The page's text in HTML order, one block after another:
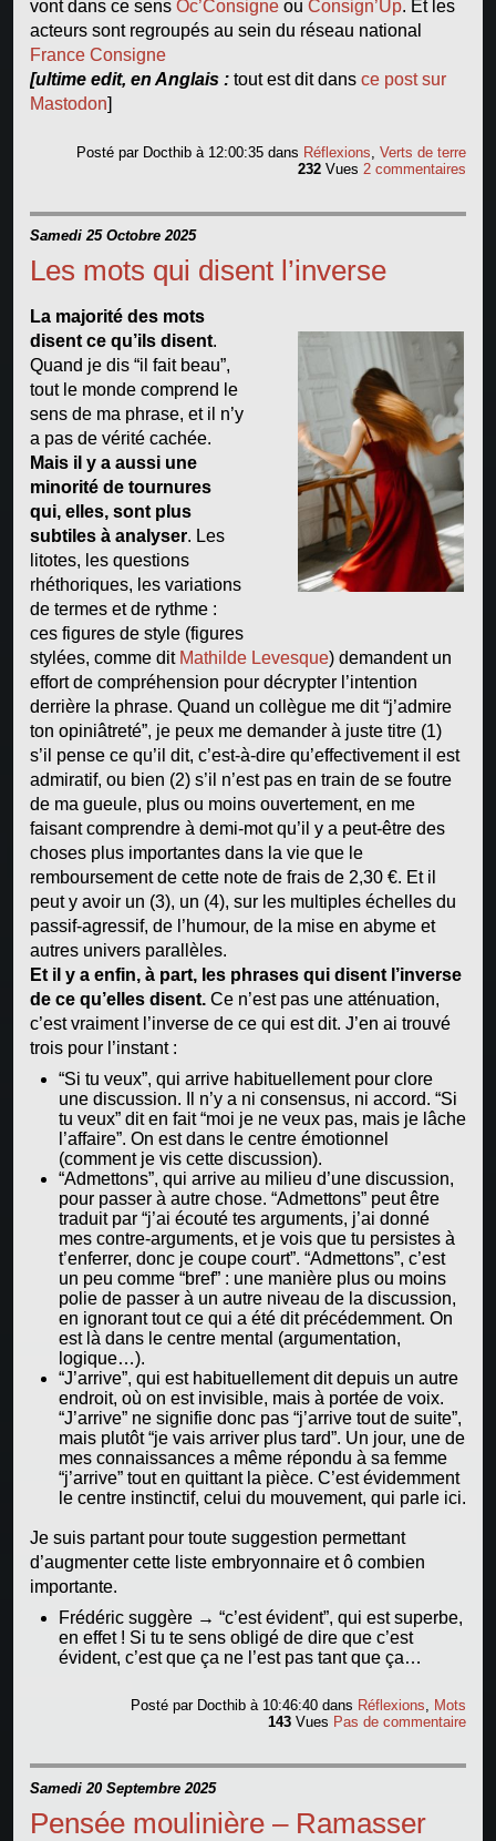
vont dans ce sens Oc’Consigneou Consign’Up. Et les
acteurs sont regroupés au sein du réseau national
France Consigne
[ultime edit, en Anglais :tout est dit dans ce post sur
Mastodon]
Posté par Docthib à 12:00:35dans Réflexions,Verts de terre
232 Vues2 commentaires
Samedi 25 Octobre 2025
Les mots qui disent l’inverse
La majorité des mots
disent ce qu’ils disent.
Quand je dis “il fait beau”,
tout le monde comprend le
sens de ma phrase, et il n’y
a pas de vérité cachée.
Mais il y a aussi une
minorité de tournures
qui, elles, sont plus
subtiles à analyser. Les
litotes, les questions
rhéthoriques, les variations
de termes et de rythme :
ces figures de style (figures
stylées, comme dit Mathilde Levesque) demandent un
effort de compréhension pour décrypter l’intention
derrière la phrase. Quand un collègue me dit “j’admire
ton opiniâtreté”, je peux me demander à juste titre (1)
s’il pense ce qu’il dit, c’est-à-dire qu’effectivement il est
admiratif, ou bien (2) s’il n’est pas en train de se foutre
de ma gueule, plus ou moins ouvertement, en me
faisant comprendre à demi-mot qu’il y a peut-être des
choses plus importantes dans la vie que le
remboursement de cette note de frais de 2,30 €. Et il
peut y avoir un (3), un (4), sur les multiples échelles du
passif-agressif, de l’humour, de la mise en abyme et
autres univers parallèles.
Et il y a enfin, à part, les phrases qui disent l’inverse
de ce qu’elles disent.Ce n’est pas une atténuation,
c’est vraiment l’inverse de ce qui est dit. J’en ai trouvé
trois pour l’instant :
“Si tu veux”, qui arrive habituellement pour clore
une discussion. Il n’y a ni consensus, ni accord. “Si
tu veux” dit en fait “moi je ne veux pas, mais je lâche
l’affaire”. On est dans le centre émotionnel
(comment je vis cette discussion).
“Admettons”, qui arrive au milieu d’une discussion,
pour passer à autre chose. “Admettons” peut être
traduit par “j’ai écouté tes arguments, j’ai donné
mes contre-arguments, et je vois que tu persistes à
t’enferrer, donc je coupe court”. “Admettons”, c’est
un peu comme “bref” : une manière plus ou moins
polie de passer à un autre niveau de la discussion,
en ignorant tout ce qui a été dit précédemment. On
est là dans le centre mental (argumentation,
logique…).
“J’arrive”, qui est habituellement dit depuis un autre
endroit, où on est invisible, mais à portée de voix.
“J’arrive” ne signifie donc pas “j’arrive tout de suite”,
mais plutôt “je vais arriver plus tard”. Un jour, une de
mes connaissances a même répondu à sa femme
“j’arrive” tout en quittant la pièce. C’est évidemment
le centre instinctif, celui du mouvement, qui parle ici.
Je suis partant pour toute suggestion permettant
d’augmenter cette liste embryonnaire et ô combien
importante.
Frédéric suggère → “c’est évident”, qui est superbe,
en effet ! Si tu te sens obligé de dire que c’est
évident, c’est que ça ne l’est pas tant que ça…
Posté par Docthib à 10:46:40dans Réflexions
Mots
143 Vues Pas de commentaire
Samedi 20 Septembre 2025
Pensée moulinière – Ramasser